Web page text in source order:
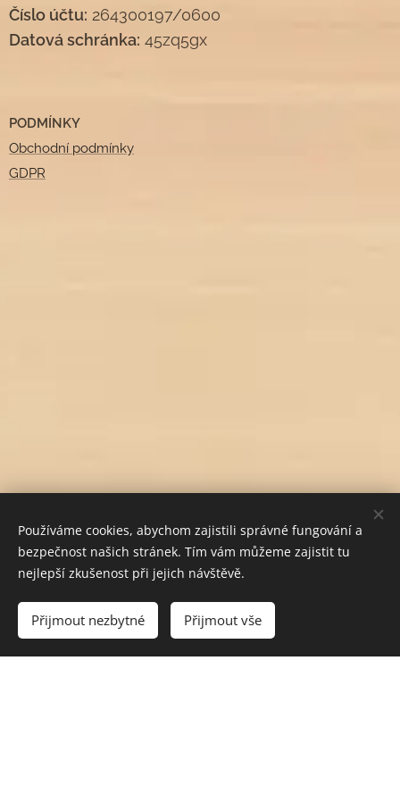
Do košíku
Číslo účtu: 264300197/0600
Datová schránka: 45zq5gx
PODMÍNKY
Obchodní podmínky
GDPR
Používáme cookies, abychom zajistili správné fungování a
bezpečnost našich stránek. Tím vám můžeme zajistit tu
nejlepší zkušenost při jejich návštěvě.
Přijmout nezbytné Přijmout vše